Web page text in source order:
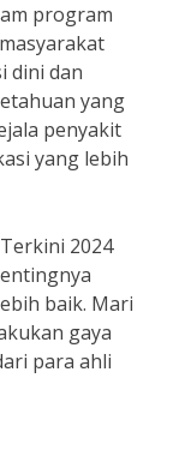
program
dini dan
yang
penyakit
yang lebih
2024
baik. Mari
gaya
para ahli